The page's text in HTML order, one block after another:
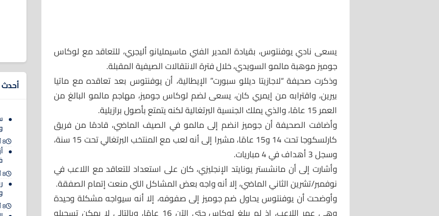
يسعى نادي يوفنتوس، بقيادة المدير الفني ماسيمليانو أليجري، للتعاقد مع لوكاس
جوميز موهبة مالمو السويدي، خلال فترة الانتقالات الصيفية المقبلة.
وذكرت صحيفة “لاجازيتا ديللو سبورت” الإيطالية، أن يوفنتوس بعد تعاقده مع ماتيا
بيرين، واقترابه من إيمري كان، يسعى لضم لوكاس جوميز، مهاجم مالمو البالغ من
العمر 15 عامًا، والذي يملك الجنسية البرتغالية لكنه يتمتع بأصول برازيلية.
وأضافت الصحيفة أن جوميز انضم إلى مالمو في الصيف الماضي، قادمًا من فريق
كارلسكوجا تحت 14 و15 عامًا، مشيرا إلى أنه لعب مع المنتخب البرتغالي تحت 15 سنة،
وسجل 3 أهداف في 4 مباريات.
وأشارت إلى أن مانشستر يونايتد الإنجليزي، كان على استعداد للتعاقد مع اللاعب في
نوفمبر/تشرين الثاني الماضي، إلا أنه واجه بعض المشاكل التي منعت إتمام الصفقة.
وأوضحت أن يوفنتوس يحاول ضم جوميز إلى صفوفه، إلا أنه سيواجه مشكلة وحيدة
أحدث
8 أغسطس 2026
8 أغسطس 2026
8 أغسطس 2026